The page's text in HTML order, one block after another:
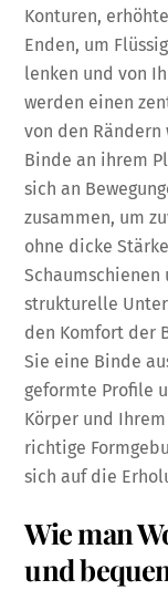
Konturen,
Enden, um
lenken und von
werden einen
von den Rändern
Binde an ihrem
sich an
zusammen, um
ohne dicke
Schaumschienen
strukturelle
den Komfort der
Sie eine Binde
geformte Profile
Körper und
richtige
sich auf die
Wie man
und